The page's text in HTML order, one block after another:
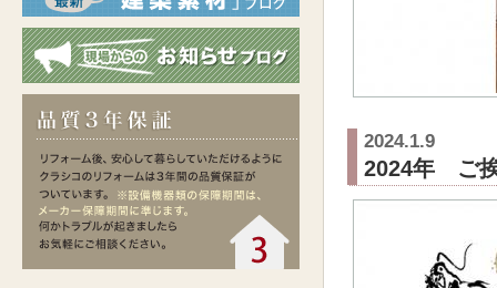
2024.1.9
2024年 ご